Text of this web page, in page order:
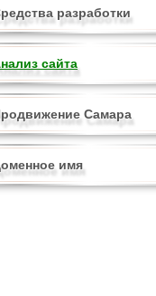
разработки
сайта
Самара
имя